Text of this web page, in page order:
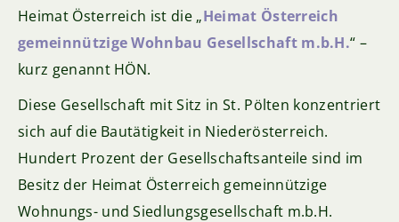
Heimat Österreich ist die „Heimat Österreich
gemeinnützige Wohnbau Gesellschaft m.b.H.“ –
kurz genannt HÖN.
Diese Gesellschaft mit Sitz in St. Pölten konzentriert
sich auf die Bautätigkeit in Niederösterreich.
Hundert Prozent der Gesellschaftsanteile sind im
Besitz der Heimat Österreich gemeinnützige
Wohnungs- und Siedlungsgesellschaft m.b.H.